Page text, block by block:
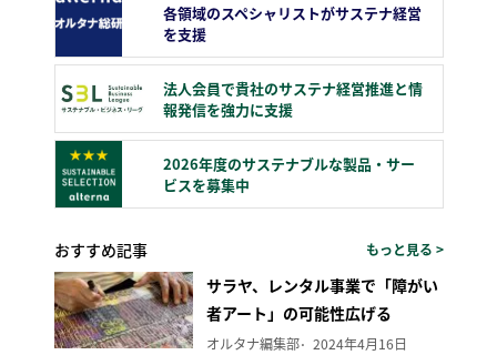
各領域のスペシャリストがサステナ経営
を支援
法人会員で貴社のサステナ経営推進と情
報発信を強力に支援
2026年度のサステナブルな製品・サー
ビスを募集中
おすすめ記事 もっと見る >
サラヤ、レンタル事業で「障がい
者アート」の可能性広げる
オルタナ編集部 2024年4月16日